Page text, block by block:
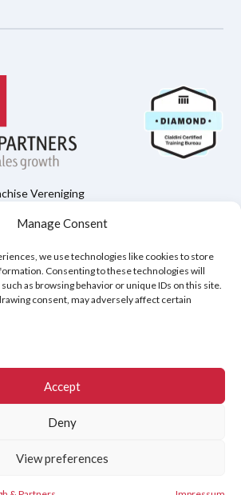
Manage Consent
we use technologies like cookies to store
Consenting to these technologies will
as browsing behavior or unique IDs on this site.
consent, may adversely affect certain
Accept
Deny
View preferences
Rechtlicher Hinweis
(EU)